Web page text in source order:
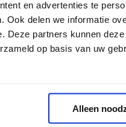
en advertenties te
Ook delen we informatie
Deze partners kunnen
op basis van uw
Alleen
gekozen op
index op dat moment
vermenigvuldigen
te beginnen
reacties slaan we